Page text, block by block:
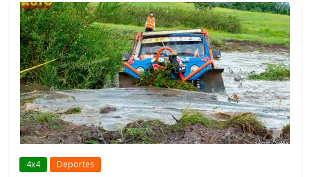
4x4 Deportes